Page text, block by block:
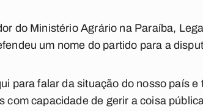
do Ministério Agrário na Paraíba,
um nome do partido para a
para falar da situação do nosso país
com capacidade de gerir a coisa